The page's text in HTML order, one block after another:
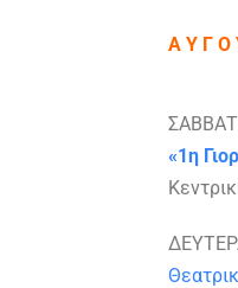
Α Υ Γ Ο
«1η